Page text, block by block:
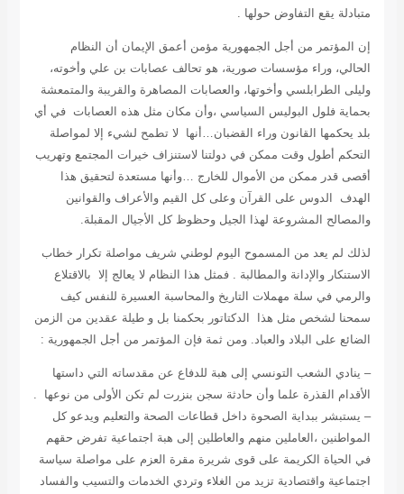
متبادلة يقع التفاوض حولها .
إن المؤتمر من أجل الجمهورية مؤمن أعمق الإيمان أن النظام
الحالي، وراء مؤسسات صورية، هو تحالف عصابات بن علي وأخوته،
وليلى الطرابلسي وأخوتها، والعصابات المصاهرة والقريبة والمتمعشة
بحماية فلول البوليس السياسي ،وأن مكان مثل هذه العصابات في أي
بلد يحكمها القانون وراء القضبان…أنها لا تطمح لشيء إلا لمواصلة
التحكم أطول وقت ممكن في دولتنا لاستنزاف خيرات المجتمع وتهريب
أقصى قدر ممكن من الأموال للخارج …وأنها مستعدة لتحقيق هذا
الهدف الدوس على القرآن وعلى كل القيم والأعراف والقوانين
والمصالح المشروعة لهذا الجيل وحظوظ كل الأجيال المقبلة.
لذلك لم يعد من المسموح اليوم لوطني شريف مواصلة تكرار خطاب
الاستنكار والإدانة والمطالبة . فمثل هذا النظام لا يعالج إلا بالاقتلاع
والرمي في سلة مهملات التاريخ والمحاسبة العسيرة للنفس كيف
سمحنا لشخص مثل هذا الدكتاتور بحكمنا بل و طيلة عقدين من الزمن
الضائع على البلاد والعباد. ومن ثمة فإن المؤتمر من أجل الجمهورية :
– ينادي الشعب التونسي إلى هبة للدفاع عن مقدساته التي داستها
الأقدام القذرة علما وأن حادثة سجن بنزرت لم تكن الأولى من نوعها .
– يستبشر ببداية الصحوة داخل قطاعات الصحة والتعليم ويدعو كل
المواطنين ،العاملين منهم والعاطلين إلى هبة اجتماعية تفرض حقهم
في الحياة الكريمة على قوى شريرة مقرة العزم على مواصلة سياسة
اجتماعية واقتصادية تزيد من الغلاء وتردي الخدمات والتسيب والفساد